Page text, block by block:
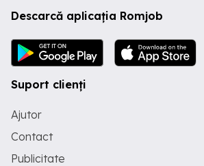
Descarcă aplicația Romjob
Suport clienți
Ajutor
Contact
Publicitate